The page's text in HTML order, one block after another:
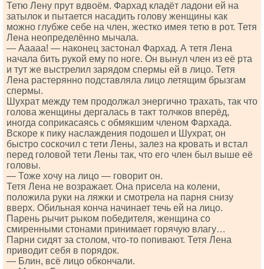
Тетю Лену прут вдвоём. Фархад кладёт ладони ей на
затылок и пытается насадить голову женщины как
можно глубже себе на член, жестко имея тетю в рот. Тетя
Лена неопределённо мычала.
— Ааааа! — наконец застонал Фархад. А тетя Лена
начала бить рукой ему по ноге. Он вынул член из её рта
и тут же выстрелил зарядом спермы ей в лицо. Тетя
Лена растерянно подставляла лицо летящим брызгам
спермы.
Шухрат между тем продолжал энергично трахать, так что
голова женщины дергалась в такт толчков вперёд,
иногда соприкасаясь с обмякшим членом Фархада.
Вскоре к пику наслаждения подошел и Шухрат, он
быстро соскочил с тети Лены, залез на кровать и встал
перед головой тети Лены так, что его член был выше её
головы.
— Тоже хочу на лицо — говорит он.
Тетя Лена не возражает. Она присела на колени,
положила руки на ляжки и смотрела на парня снизу
вверх. Обильная конча начинает течь ей на лицо.
Парень рычит рыком победителя, женщина со
смиренными стонами принимает горячую влагу…
Парни сидят за столом, что-то попивают. Тетя Лена
приводит себя в порядок.
— Блин, всё лицо обкончали.